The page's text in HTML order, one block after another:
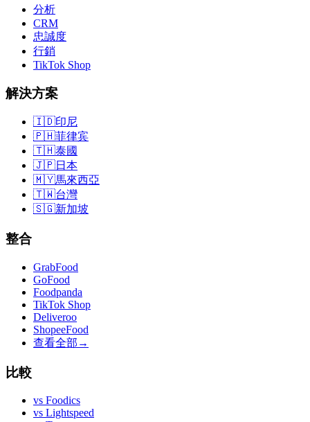
分析
CRM
忠誠度
行銷
TikTok Shop
解決方案
🇮🇩印尼
🇵🇭菲律宾
🇹🇭泰國
🇯🇵日本
🇲🇾馬來西亞
🇹🇼台灣
🇸🇬新加坡
整合
GrabFood
GoFood
Foodpanda
TikTok Shop
Deliveroo
ShopeeFood
查看全部 →
比較
vs Foodics
vs Lightspeed